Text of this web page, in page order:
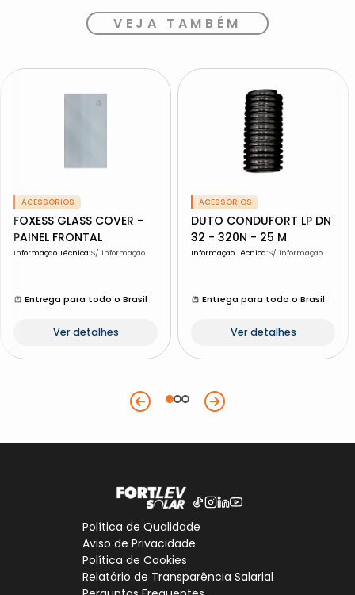
VEJA TAMBÉM
ACESSÓRIOS
FOXESS GLASS COVER -
PAINEL FRONTAL
Informação Técnica:S/ informação
Entrega para todo o Brasil
Ver detalhes
ACESSÓRIOS
DUTO CONDUFORT LP DN
32 - 320N - 25 M
Informação Técnica:S/ informação
Entrega para todo o Brasil
Ver detalhes
Política de Qualidade
Aviso de Privacidade
Política de Cookies
Relatório de Transparência Salarial